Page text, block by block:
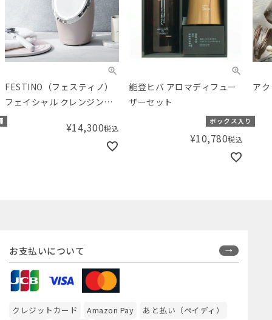
FESTINO（フェスティノ）
フェイシャル クレンジング
ナノスチーマー
¥14,300税込
能登ヒバ アロマディフュー
ザーセット
ボックス入り
¥10,780税込
ア
お支払いについて
クレジットカード Amazon Pay
あと払い（ペイディ）